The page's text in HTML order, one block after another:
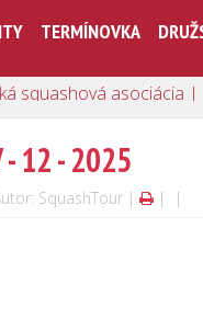
TERMÍNOVKA
squashová asociácia |
- 12 - 2025
SquashTour | | |